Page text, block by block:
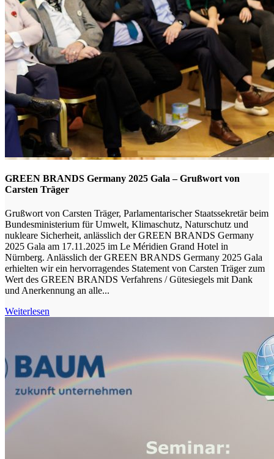
GREEN BRANDS Germany 2025 Gala – Grußwort von
Carsten Träger
Grußwort von Carsten Träger, Parlamentarischer Staatssekretär beim
Bundesministerium für Umwelt, Klimaschutz, Naturschutz und
nukleare Sicherheit, anlässlich der GREEN BRANDS Germany
2025 Gala am 17.11.2025 im Le Méridien Grand Hotel in
Nürnberg. Anlässlich der GREEN BRANDS Germany 2025 Gala
erhielten wir ein hervorragendes Statement von Carsten Träger zum
Wert des GREEN BRANDS Verfahrens / Gütesiegels mit Dank
und Anerkennung an alle...
Weiterlesen